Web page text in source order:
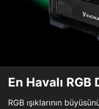
En Havalı RGB
RGB ışıklarının